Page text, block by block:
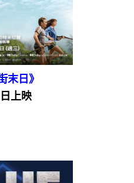
末日》
上映